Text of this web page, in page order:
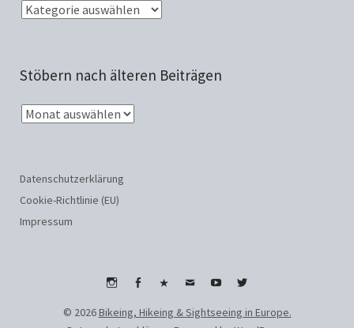
Stöbern nach älteren Beiträgen
Datenschutzerklärung
Cookie-Richtlinie (EU)
Impressum
InstagramFacebookWhatsApp
EmailYoutubeTwitter
© 2026Bikeing, Hikeing & Sightseeing in Europe.